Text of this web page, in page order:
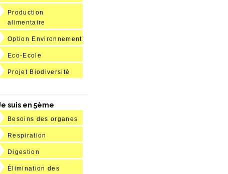
Production
alimentaire
Option Environnement
Eco-Ecole
Projet Biodiversité
suis en 5ème
Besoins des organes
Respiration
Digestion
Élimination des